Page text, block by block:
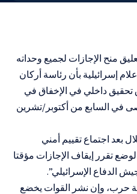
منح الإجازات لجميع وحداته
إسرائيلية بأن رئاسة أركان
داخلي في الإخفاق في
في السابع من أكتوبر/تشرين
بعد اجتماع تقييم أمني
تقرر إيقاف الإجازات مؤقتا
الدفاع الإسرائيلي”.
حرب، وإن نشر القوات يخضع